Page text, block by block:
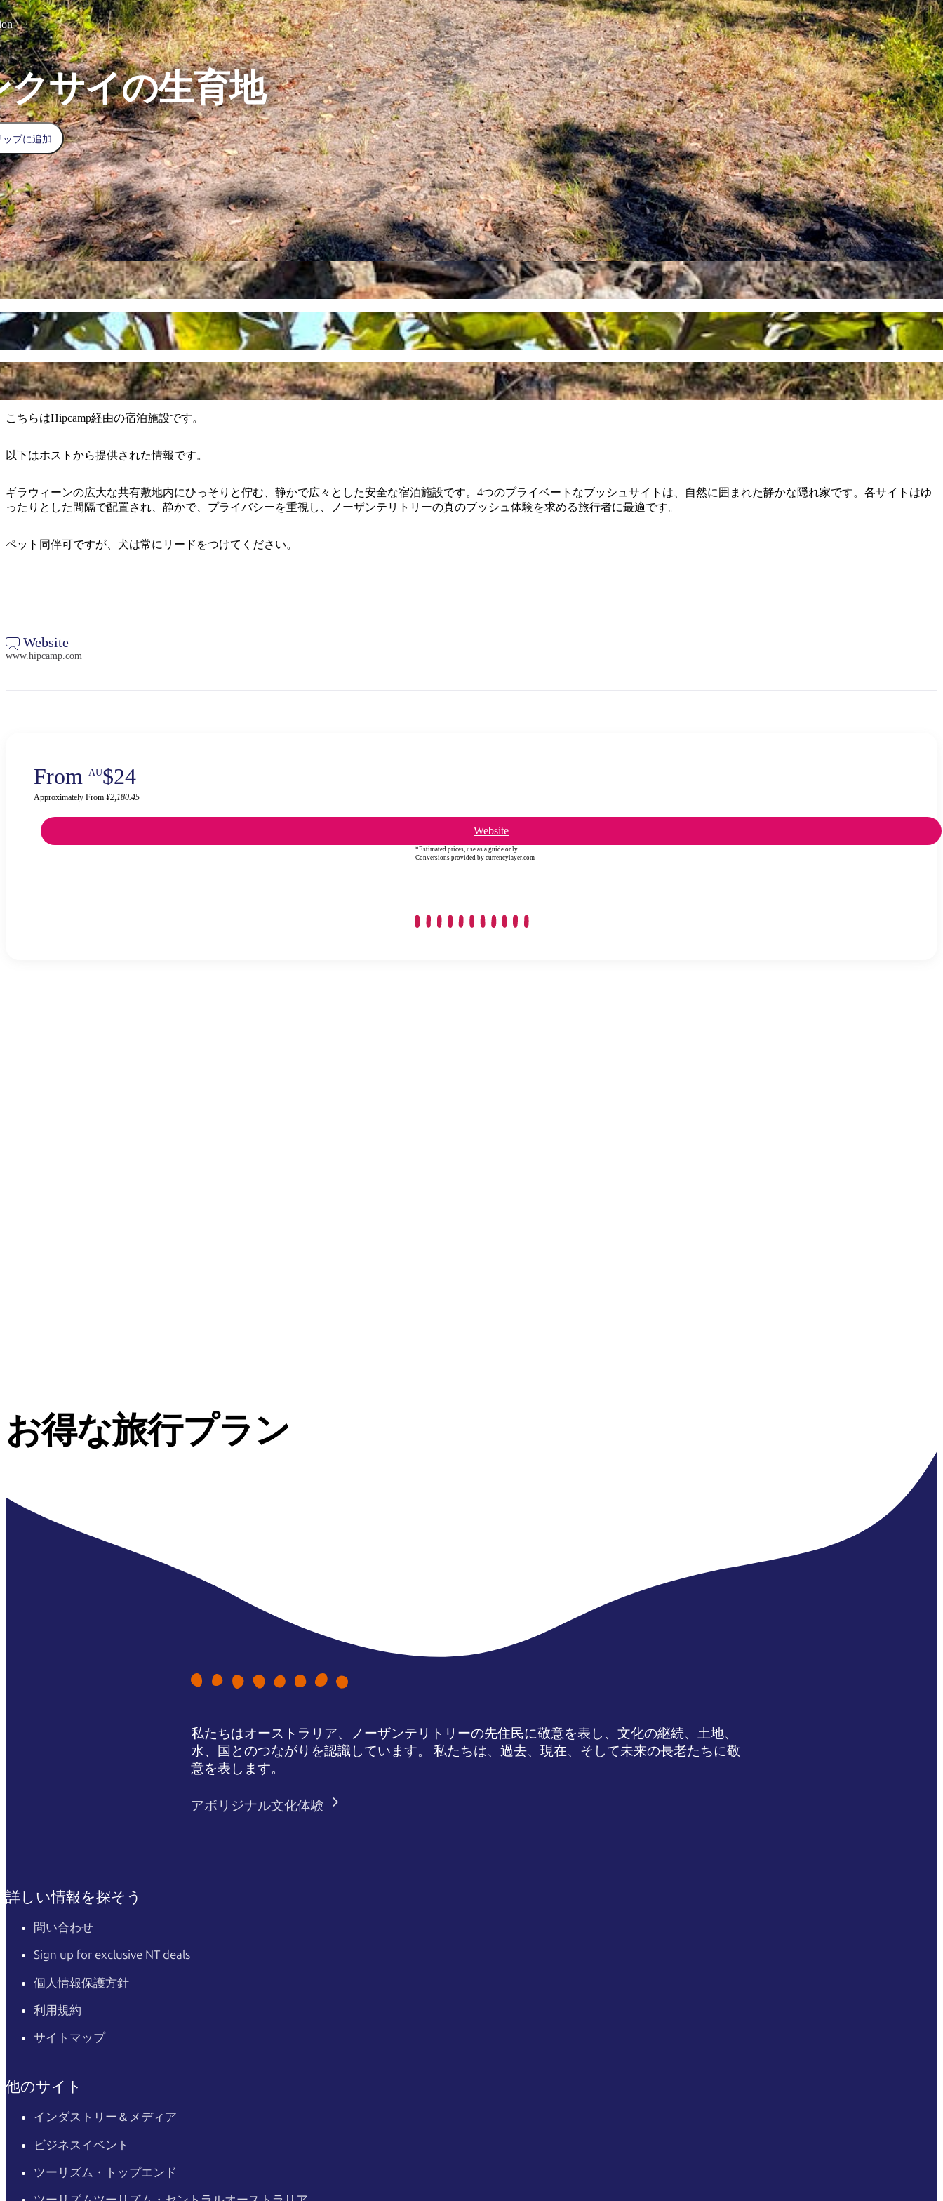
クサイの生育地
プに追加
こちらはHipcamp経由の宿泊施設です。
以下はホストから提供された情報です。
ギラウィーンの広大な共有敷地内にひっそりと佇む、静かで広々とした安全な宿泊施設です。4つのプライベートなブッシュサイトは、自然に囲まれた静かな隠れ家です。各サイトはゆ
ったりとした間隔で配置され、静かで、プライバシーを重視し、ノーザンテリトリーの真のブッシュ体験を求める旅行者に最適です。
ペット同伴可ですが、犬は常にリードをつけてください。
Website
www.hipcamp.com
From AU$24
Approximately From ¥2,180.45
Website
*Estimated prices, use as a guide only.
Conversions provided by currencylayer.com
お得な旅行プラン
私たちはオーストラリア、ノーザンテリトリーの先住民に敬意を表し、文化の継続、土地、
水、国とのつながりを認識しています。 私たちは、過去、現在、そして未来の長老たちに敬
意を表します。
アボリジナル文化体験
詳しい情報を探そう
問い合わせ
Sign up for exclusive NT deals
個人情報保護方針
利用規約
サイトマップ
他のサイト
インダストリー＆メディア
ビジネスイベント
ツーリズム・トップエンド